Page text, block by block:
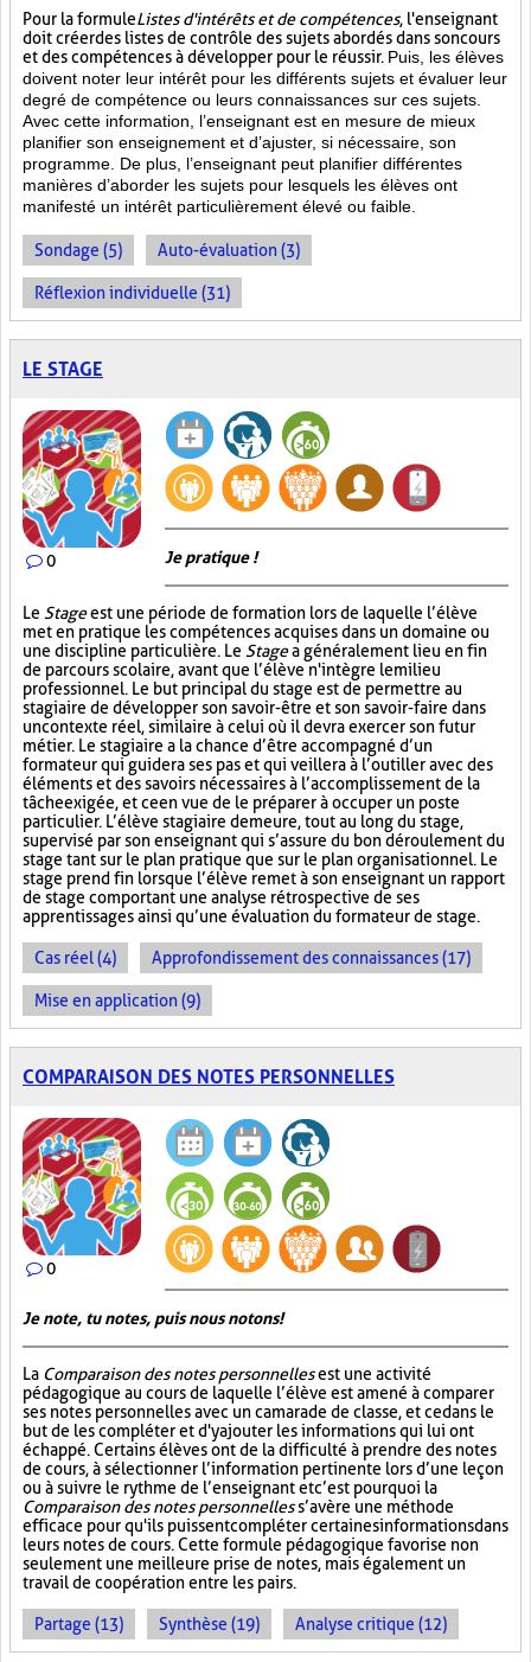
Pour la formuleListes d'intérêts et de compétences, l'enseignant
doit créer des listes de contrôle des sujets abordés dans son cours
et des compétences à développer pour le réussir. Puis, les élèves
doivent noter leur intérêt pour les différents sujets et évaluer leur
degré de compétence ou leurs connaissances sur ces sujets.
Avec cette information, l’enseignant est en mesure de mieux
planifier son enseignement et d’ajuster, si nécessaire, son
programme. De plus, l’enseignant peut planifier différentes
manières d’aborder les sujets pour lesquels les élèves ont
manifesté un intérêt particulièrement élevé ou faible.
Sondage (5) Auto-évaluation (3)
Réflexion individuelle (31)
LE STAGE
0 Je pratique !
Le Stageest une période de formation lors de laquelle l’élève
met en pratique les compétences acquises dans un domaine ou
une discipline particulière. Le Stagea généralement lieu en fin
de parcours scolaire, avant que l’élève n'intègre le milieu
professionnel. Le but principal du stage est de permettre au
stagiaire de développer son savoir-être et son savoir-faire dans
un contexte réel, similaire à celui où il devra exercer son futur
métier. Le stagiaire a la chance d’être accompagné d’un
formateur qui guidera ses pas et qui veillera à l’outiller avec des
éléments et des savoirs nécessaires à l’accomplissement de la
tâche exigée, et ce en vue de le préparer à occuper un poste
particulier. L’élève stagiaire demeure, tout au long du stage,
supervisé par son enseignant qui s’assure du bon déroulement du
stage tant sur le plan pratique que sur le plan organisationnel. Le
stage prend fin lorsque l’élève remet à son enseignant un rapport
de stage comportant une analyse rétrospective de ses
apprentissages ainsi qu’une évaluation du formateur de stage.
Cas réel (4) Approfondissement des connaissances (17)
Mise en application (9)
COMPARAISON DES NOTES PERSONNELLES
0
Je note, tu notes, puis nous notons!
La Comparaison des notes personnellesest une activité
pédagogique au cours de laquelle l’élève est amené à comparer
ses notes personnelles avec un camarade de classe, et ce dans le
but de les compléter et d'y ajouter les informations qui lui ont
échappé. Certains élèves ont de la difficulté à prendre des notes
de cours, à sélectionner l’information pertinente lors d’une leçon
ou à suivre le rythme de l’enseignant et c’est pourquoi la
Comparaison des notes personnelless’avère une méthode
efficace pour qu'ils puissent compléter certaines informations dans
leurs notes de cours. Cette formule pédagogique favorise non
seulement une meilleure prise de notes, mais également un
travail de coopération entre les pairs.
Partage (13) Synthèse (19) Analyse critique (12)